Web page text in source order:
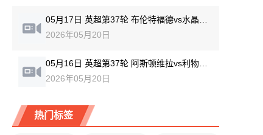
05月17日 英超第37轮 布伦特福德vs水晶宫 全场录像回放
2026年05月20日
2026年05月20日
热门标签